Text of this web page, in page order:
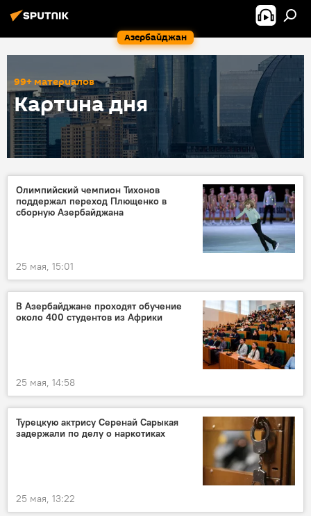
Азербайджан
99+ материалов
Картина дня
Олимпийский чемпион Тихонов
поддержал переход Плющенко в
сборную Азербайджана
25 мая, 15:01
В Азербайджане проходят обучение
около 400 студентов из Африки
25 мая, 14:58
Турецкую актрису Серенай Сарыкая
задержали по делу о наркотиках
25 мая, 13:22